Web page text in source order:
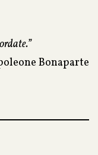
Bonaparte
e i fantasmi.”